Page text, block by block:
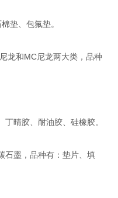
垫、包氟垫。
龙和MC尼龙两大类，品种
晴胶、耐油胶、硅橡胶。
墨，品种有：垫片、填